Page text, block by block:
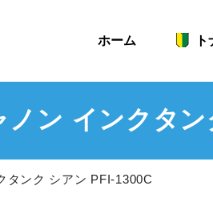
ホーム
ノン インクタ
タンク シアン PFI-1300C